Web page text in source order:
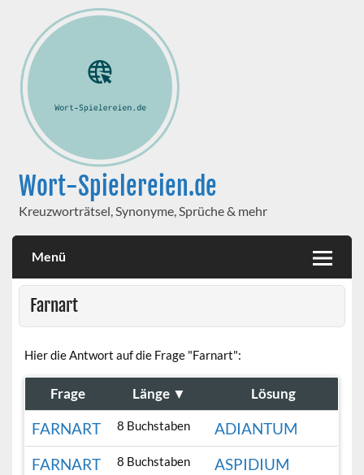
Wort-Spielereien.de
Kreuzworträtsel, Synonyme, Sprüche & mehr
Menü
Farnart
Hier die Antwort auf die Frage "Farnart":
Frage Länge ▼ Lösung
FARNART 8 Buchstaben
ADIANTUM
FARNART
8 Buchstaben
ASPIDIUM